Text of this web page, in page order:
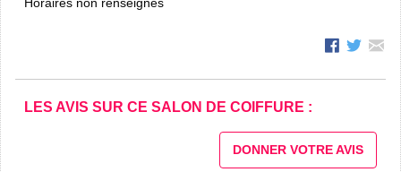
LES AVIS SUR CE SALON DE COIFFURE :
DONNER VOTRE AVIS